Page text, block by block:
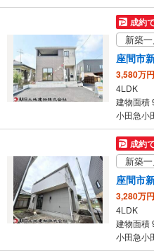
イ
ー
ジ
に
存
る
成約
新築
座間市
3,580万円
4LDK
建物面積
小田急小
成約
新築
座間市
3,280万円
4LDK
建物面積
小田急小